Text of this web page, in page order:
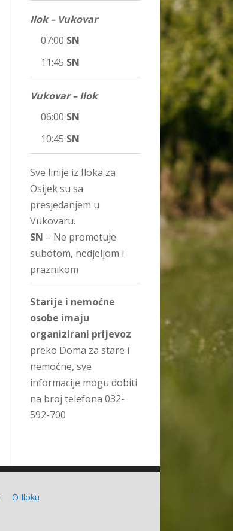
Ilok – Vukovar
07:00 SN
11:45 SN
Vukovar – Ilok
06:00 SN
10:45 SN
Sve linije iz Iloka za
Osijek su sa
presjedanjem u
Vukovaru.
SN – Ne prometuje
subotom, nedjeljom i
praznikom
Starije i nemoćne
osobe imaju
organizirani prijevoz
preko Doma za stare i
nemoćne, sve
informacije mogu dobiti
na broj telefona 032-
592-700
O Iloku